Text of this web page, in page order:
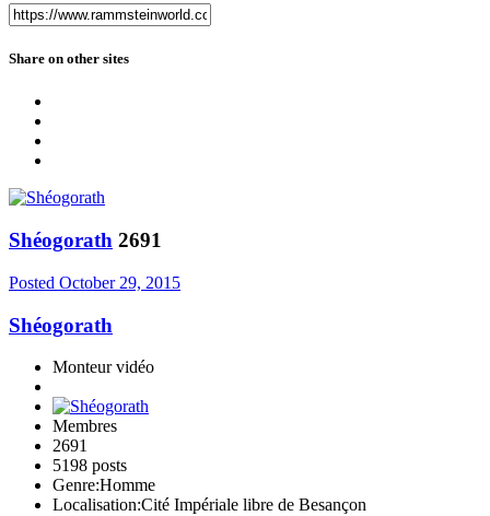
Share on other sites
Shéogorath 2691
Posted October 29, 2015
Shéogorath
Monteur vidéo
Membres
2691
5198 posts
Genre:Homme
Localisation:Cité Impériale libre de Besançon